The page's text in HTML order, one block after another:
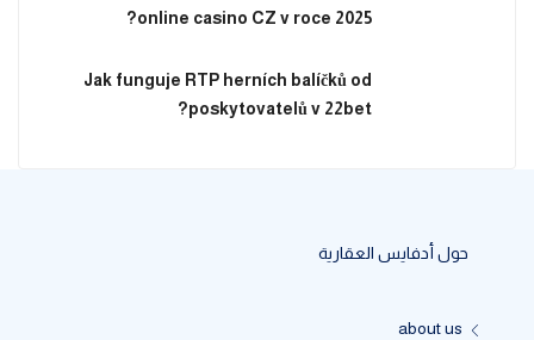
online casino CZ v roce 2025?
Jak funguje RTP herních balíčků od
poskytovatelů v 22bet?
حول أدفايس العقارية
about us